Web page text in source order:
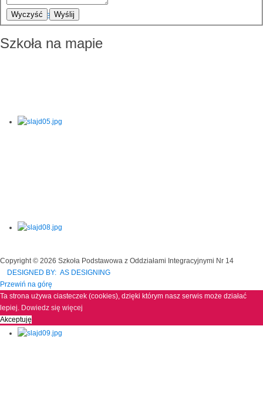
Wyczyść Wyślij
Szkoła na mapie
Copyright © 2026 Szkoła Podstawowa z Oddziałami Integracyjnymi Nr 14
DESIGNED BY: AS DESIGNING
Przewiń na górę
Ta strona używa ciasteczek (cookies), dzięki którym nasz serwis może działać
lepiej. Dowiedz się więcej
Akceptuję